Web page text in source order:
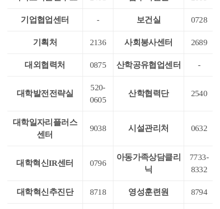
기업협업센터 - 보건실 0728
기획처 2136 사회봉사센터 2689
대외협력처 0875 산학공유협업센터 -
대학발전전략실
520-
0605
산학협력단 2540
대학일자리플러스
센터
9038 시설관리처 0632
대학혁신IR센터 0796
아동가족상담클리
닉
7733-
8332
대학혁신추진단 8718 영성훈련원 8794